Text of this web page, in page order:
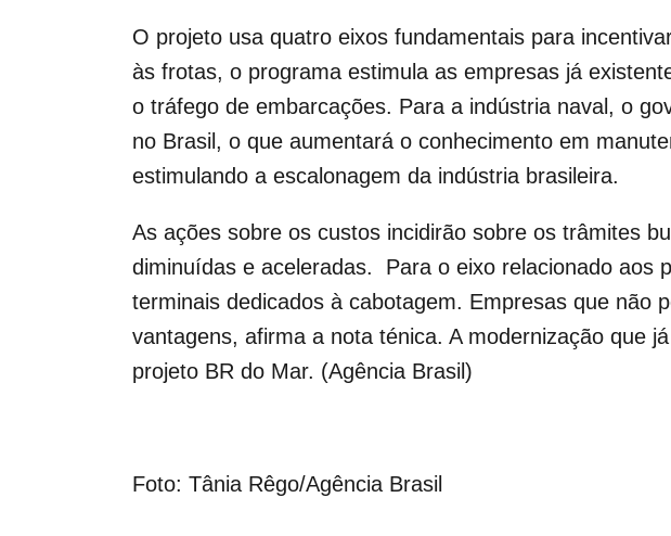
O projeto usa quatro eixos fundamentais para
às frotas, o programa estimula as empresas já
o tráfego de embarcações. Para a indústria naval, o
no Brasil, o que aumentará o conhecimento em
estimulando a escalonagem da indústria brasileira.
As ações sobre os custos incidirão sobre os trâmites
diminuídas e aceleradas. Para o eixo relacionado aos
terminais dedicados à cabotagem. Empresas que não
vantagens, afirma a nota ténica. A modernização que
projeto BR do Mar. (Agência Brasil)
Foto: Tânia Rêgo/Agência Brasil